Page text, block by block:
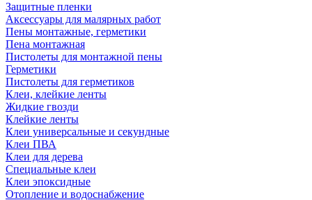
Защитные пленки
Аксессуары для малярных работ
Пены монтажные, герметики
Пена монтажная
Пистолеты для монтажной пены
Герметики
Пистолеты для герметиков
Клеи, клейкие ленты
Жидкие гвозди
Клейкие ленты
Клеи универсальные и секундные
Клеи ПВА
Клеи для дерева
Специальные клеи
Клеи эпоксидные
Отопление и водоснабжение